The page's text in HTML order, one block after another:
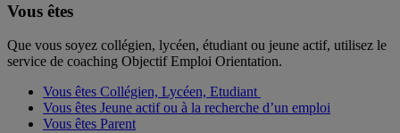
Vous êtes
Que vous soyez collégien, lycéen, étudiant ou jeune actif, utilisez le
service de coaching Objectif Emploi Orientation.
Vous êtes Collégien, Lycéen, Etudiant
Vous êtes Jeune actif ou à la recherche d’un emploi
Vous êtes Parent